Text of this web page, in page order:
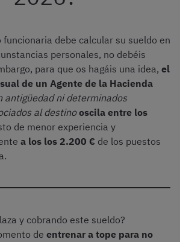
funcionaria debe calcular su sueldo en
personales, no debéis
para que os hagáis una idea, el
de un Agente de la Hacienda
antigüedad ni determinados
al destino oscila entre los
de menor experiencia y
a los los 2.200 € de los puestos
y cobrando este sueldo?
de entrenar a tope para no